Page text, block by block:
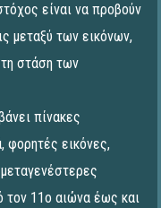
είναι να προβούν
μεταξύ των εικόνων,
στάση των
πίνακες
φορητές εικόνες,
τον 11ο αιώνα έως και